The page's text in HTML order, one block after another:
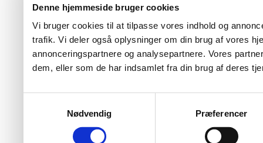
Denne hjemmeside bruger cookies
Vi bruger cookies til at tilpasse vores indhold og
trafik. Vi deler også oplysninger om din brug af vores
annonceringspartnere og analysepartnere. Vores
dem, eller som de har indsamlet fra din brug af deres
Nødvendig
Præferencer